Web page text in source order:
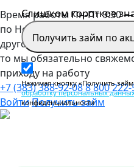
Время работы Пн-Пт 9:30 —
по Новосибирску (МСК +4
другое время,
то мы обязательно
приходу на работу
+7 (383) 388-92-088 800
ВойтиПолучить займ
Слишком короткое
Получить займ по
Нажимая кнопку «Получить
обработку персональных
конфиденциальности